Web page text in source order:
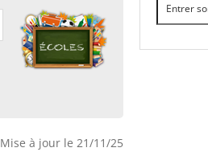
Mise à jour le 21/11/25